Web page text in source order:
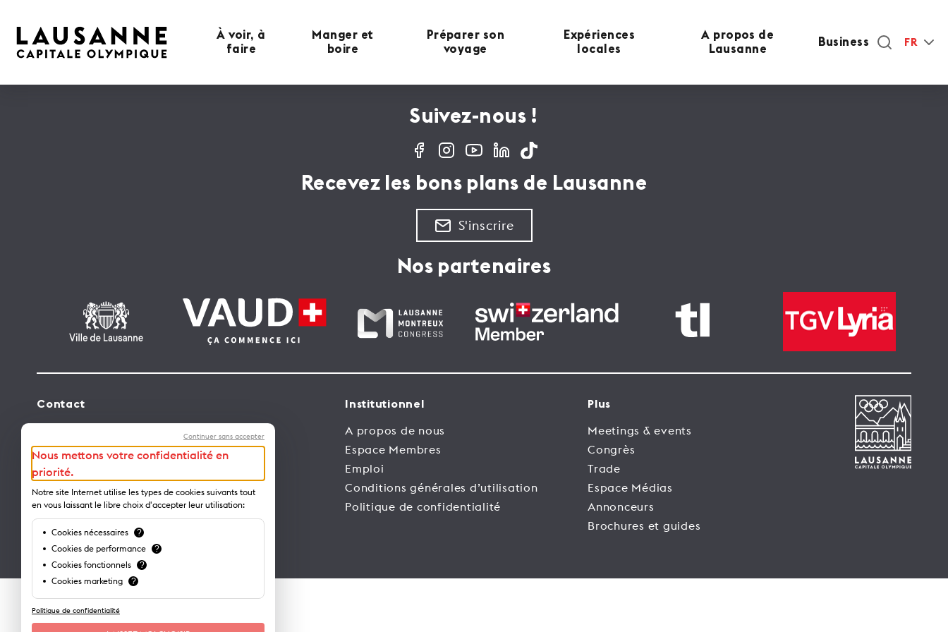
À voir, à
faire
Manger et
boire
Préparer son
voyage
Expériences
locales
A propos de
Lausanne
Business FR
Suivez-nous !
Recevez les bons plans de Lausanne
S'inscrire
Nos partenaires
Contact
Avenue de Rhodanie 2 – CP 975
1001 Lausanne – Suisse
info@lausanne-tourisme.ch
+41 21 613 73 73
Où nous trouver ?
Institutionnel
A propos de nous
Espace Membres
Emploi
Conditions générales d’utilisation
Politique de confidentialité
Plus
Meetings & events
Congrès
Trade
Espace Médias
Annonceurs
Brochures et guides
Continuer sans accepter
Nous mettons votre confidentialité en
priorité.
Notre site Internet utilise les types de cookies suivants tout
en vous laissant le libre choix d'accepter leur utilisation:
Cookies nécessaires ?
Cookies de performance ?
Cookies fonctionnels ?
Cookies marketing ?
Politique de confidentialité